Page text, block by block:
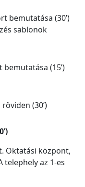
bemutatása (30’)
sablonok
(15’)
(30’)
Oktatási központ,
telephely az 1-es